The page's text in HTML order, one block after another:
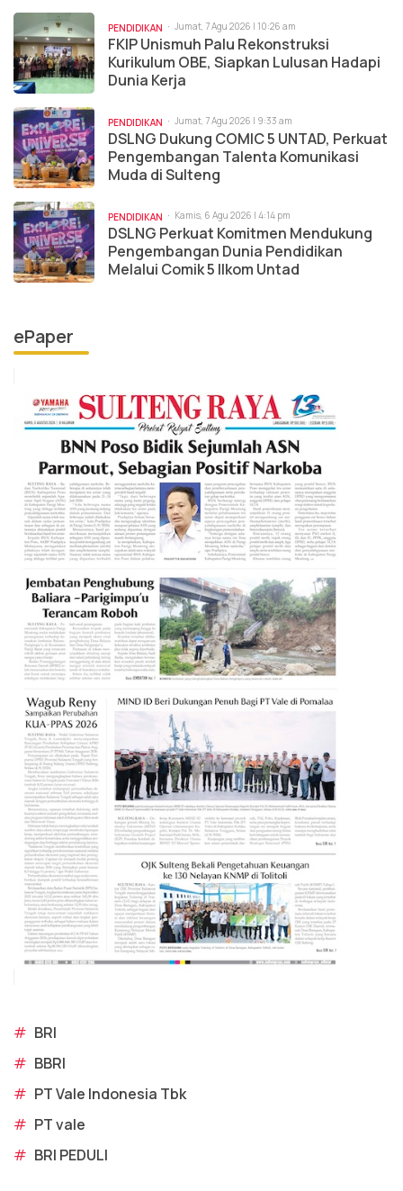
PENDIDIKAN Jumat, 7 Agu 2026 | 10:26 am
FKIP Unismuh Palu Rekonstruksi
Kurikulum OBE, Siapkan Lulusan Hadapi
Dunia Kerja
PENDIDIKAN Jumat, 7 Agu 2026 | 9:33 am
DSLNG Dukung COMIC 5 UNTAD, Perkuat
Pengembangan Talenta Komunikasi
Muda di Sulteng
PENDIDIKAN Kamis, 6 Agu 2026 | 4:14 pm
DSLNG Perkuat Komitmen Mendukung
Pengembangan Dunia Pendidikan
Melalui Comik 5 Ilkom Untad
ePaper
# BRI
# BBRI
# PT Vale Indonesia Tbk
# PT vale
# BRI PEDULI